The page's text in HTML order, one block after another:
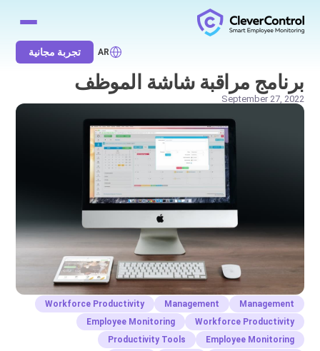
AR تجربة مجانية
برنامج مراقبة شاشة الموظف
September 27, 2022
Management
Management
Workforce Productivity
Workforce Productivity
Employee Monitoring
Employee Monitoring
Productivity Tools